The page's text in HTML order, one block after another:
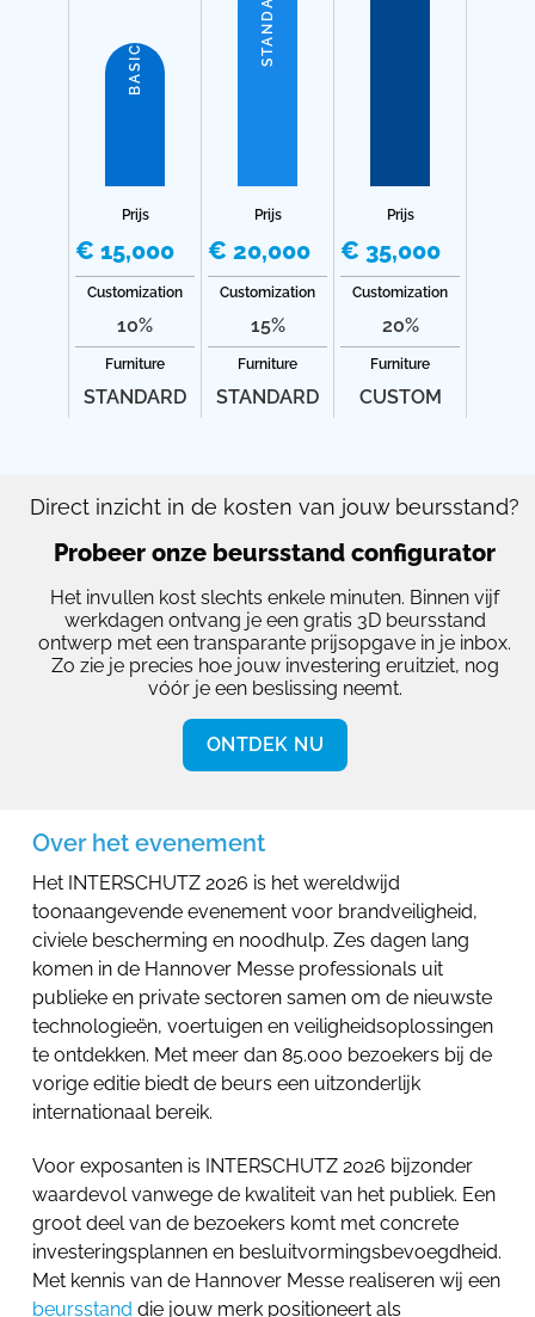
BASIC
Prijs
€ 15,000
Customization
10%
Furniture
STANDARD
Prijs
€ 20,000
Customization
15%
Furniture
STANDARD
Prijs
€ 35,000
Customization
20%
Furniture
CUSTOM
Direct inzicht in de kosten van jouw beursstand?
Probeer onze beursstand configurator
Het invullen kost slechts enkele minuten. Binnen vijf
werkdagen ontvang je een gratis 3D beursstand
ontwerp met een transparante prijsopgave in je inbox.
Zo zie je precies hoe jouw investering eruitziet, nog
vóór je een beslissing neemt.
ONTDEK NU
Over het evenement
Het INTERSCHUTZ 2026 is het wereldwijd
toonaangevende evenement voor brandveiligheid,
civiele bescherming en noodhulp. Zes dagen lang
komen in de Hannover Messe professionals uit
publieke en private sectoren samen om de nieuwste
technologieën, voertuigen en veiligheidsoplossingen
te ontdekken. Met meer dan 85.000 bezoekers bij de
vorige editie biedt de beurs een uitzonderlijk
internationaal bereik.
Voor exposanten is INTERSCHUTZ 2026 bijzonder
waardevol vanwege de kwaliteit van het publiek. Een
groot deel van de bezoekers komt met concrete
investeringsplannen en besluitvormingsbevoegdheid.
Met kennis van de Hannover Messe realiseren wij een
beursstand die jouw merk positioneert als